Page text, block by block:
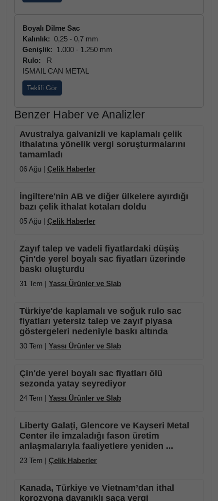
Boyalı Dilme Sac
Kalınlık: 0,25 - 0,7 mm
Genişlik: 1.000 - 1.250 mm
Rulo:
R
ISMAIL CAN METAL
Teklifi Gör
Benzer Haber ve Analizler
Avustralya galvanizli ve kaplamalı çelik
ithalatına yönelik vergi soruşturmalarını
tamamladı
06 Ağu | Çelik Haberler
İngiltere'nin AB ve diğer ülkelere ayırdığı
bazı çelik ithalat kotaları doldu
05 Ağu | Çelik Haberler
Zayıf talep ve vadeli fiyatlardaki düşüş
Çin'de yerel boyalı sac fiyatları üzerinde
baskı oluşturdu
31 Tem | Yassı Ürünler ve Slab
Türkiye'de kaplamalı ve soğuk rulo sac
fiyatları yetersiz talep ve zayıf piyasa
göstergeleri nedeniyle baskı altında
30 Tem | Yassı Ürünler ve Slab
Çin'de yerel boyalı sac fiyatları ölü
sezonda yatay seyrediyor
24 Tem | Yassı Ürünler ve Slab
Liberty Galați, Glencore ve Kayseri Metal
Center ile imzaladığı fason üretim
anlaşmalarıyla faaliyetlere yeniden ...
23 Tem | Çelik Haberler
Kanada, Türkiye ve Vietnam’dan ithal
korozyona dayanıklı saca vergi